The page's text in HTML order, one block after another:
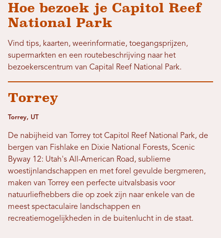
Hoe bezoek je Capitol Reef
National Park
Vind tips, kaarten, weerinformatie, toegangsprijzen,
supermarkten en een routebeschrijving naar het
bezoekerscentrum van Capital Reef National Park.
Torrey
Torrey, UT
De nabijheid van Torrey tot Capitol Reef National Park, de
bergen van Fishlake en Dixie National Forests, Scenic
Byway 12: Utah's All-American Road, sublieme
woestijnlandschappen en met forel gevulde bergmeren,
maken van Torrey een perfecte uitvalsbasis voor
natuurliefhebbers die op zoek zijn naar enkele van de
meest spectaculaire landschappen en
recreatiemogelijkheden in de buitenlucht in de staat.